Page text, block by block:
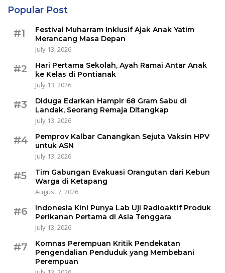
Popular Post
#1
Festival Muharram Inklusif Ajak Anak Yatim
Merancang Masa Depan
July 13, 2026
#2
Hari Pertama Sekolah, Ayah Ramai Antar Anak
ke Kelas di Pontianak
July 13, 2026
#3
Diduga Edarkan Hampir 68 Gram Sabu di
Landak, Seorang Remaja Ditangkap
July 13, 2026
#4
Pemprov Kalbar Canangkan Sejuta Vaksin HPV
untuk ASN
July 13, 2026
#5
Tim Gabungan Evakuasi Orangutan dari Kebun
Warga di Ketapang
August 7, 2026
#6
Indonesia Kini Punya Lab Uji Radioaktif Produk
Perikanan Pertama di Asia Tenggara
July 13, 2026
#7
Komnas Perempuan Kritik Pendekatan
Pengendalian Penduduk yang Membebani
Perempuan